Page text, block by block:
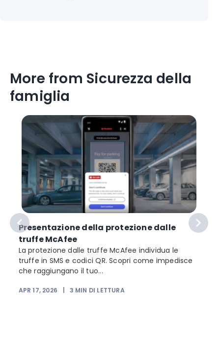
More from Sicurezza della
famiglia
Presentazione della protezione dalle
truffe McAfee
La protezione dalle truffe McAfee individua le
truffe in SMS e codici QR. Scopri come impedisce
che raggiungano il tuo...
APR 17, 2026 3 MIN DI LETTURA